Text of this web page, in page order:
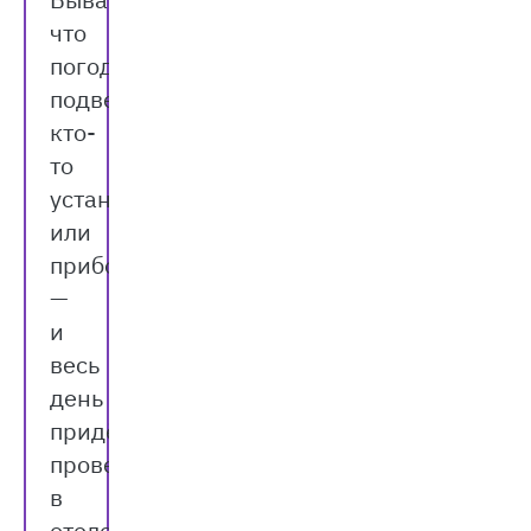
что
погода
подведёт,
кто-
то
устанет
или
приболеет
—
и
весь
день
придётся
провести
в